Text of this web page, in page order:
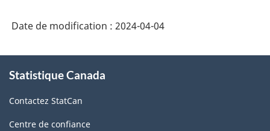
Date de modification : 2024-04-04
propos
ce
site
Statistique Canada
Contactez StatCan
Centre de confiance